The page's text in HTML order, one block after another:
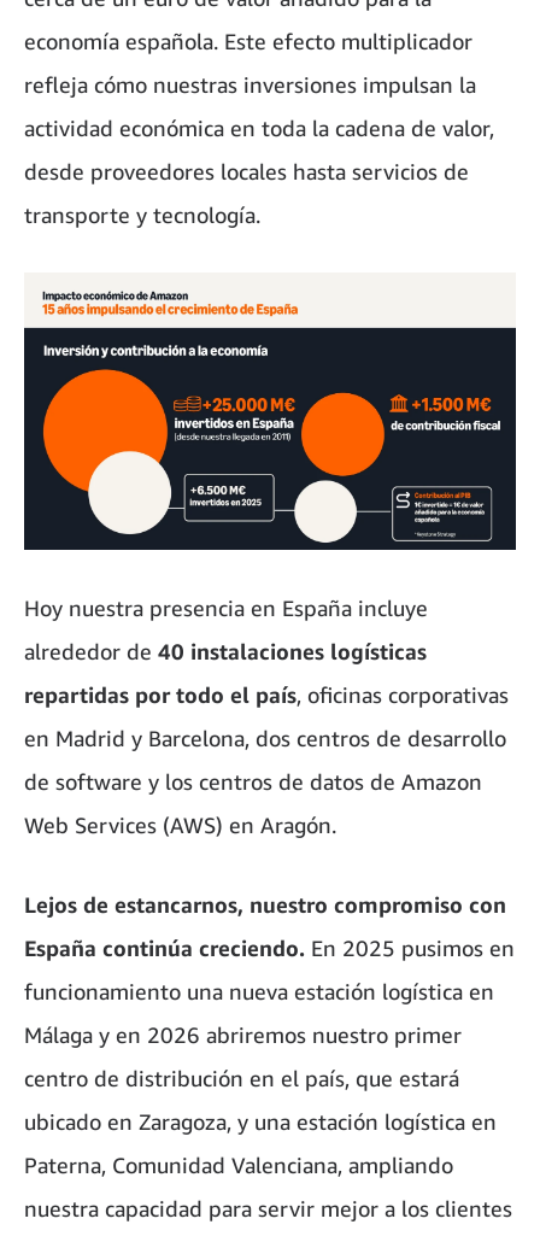
economía española. Este efecto multiplicador
refleja cómo nuestras inversiones impulsan la
actividad económica en toda la cadena de valor,
desde proveedores locales hasta servicios de
transporte y tecnología.
Hoy nuestra presencia en España incluye
alrededor de 40 instalaciones logísticas
repartidas por todo el país, oficinas corporativas
en Madrid y Barcelona, dos centros de desarrollo
de software y los centros de datos de Amazon
Web Services (AWS) en Aragón.
Lejos de estancarnos, nuestro compromiso con
España continúa creciendo. En 2025 pusimos en
funcionamiento una nueva estación logística en
Málaga y en 2026 abriremos nuestro primer
centro de distribución en el país, que estará
ubicado en Zaragoza, y una estación logística en
Paterna, Comunidad Valenciana, ampliando
nuestra capacidad para servir mejor a los clientes